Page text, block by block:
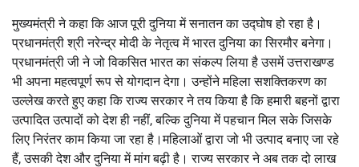
मुख्यमंत्री ने कहा कि आज पूरी दुनिया में सनातन का उद्घोष हो रहा है।
प्रधानमंत्री श्री नरेन्द्र मोदी के नेतृत्व में भारत दुनिया का सिरमौर बनेगा।
प्रधानमंत्री जी ने जो विकसित भारत का संकल्प लिया है उसमें उत्तराखण्ड
भी अपना महत्वपूर्ण रूप से योगदान देगा। उन्होंने महिला सशक्तिकरण का
उल्लेख करते हुए कहा कि राज्य सरकार ने तय किया है कि हमारी बहनों द्वारा
उत्पादित उत्पादों को देश ही नहीं, बल्कि दुनिया में पहचान मिल सके जिसके
लिए निरंतर काम किया जा रहा है।महिलाओं द्वारा जो भी उत्पाद बनाए जा रहे
हैं, उसकी देश और दुनिया में मांग बढ़ी है। राज्य सरकार ने अब तक दो लाख